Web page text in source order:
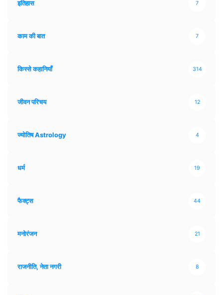
इतिहास 7
काम की बात 7
किस्से कहानियाँ 314
जीवन परिचय 12
ज्योतिष Astrology 4
धर्म 19
फैक्ट्स 44
मनोरंजन 21
राजनीति, नेता नगरी 8